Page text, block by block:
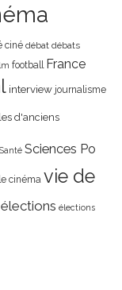
ciné débat débats
football France
interview journalisme
d'anciens
Santé Sciences Po
cinéma vie de
élections élections